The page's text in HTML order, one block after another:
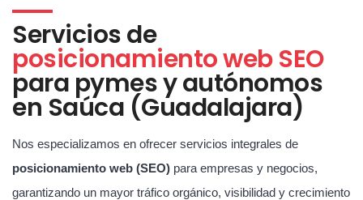
Servicios de
posicionamiento web SEO
para pymes y autónomos
en Saúca (Guadalajara)
Nos especializamos en ofrecer servicios integrales de
posicionamiento web (SEO) para empresas y negocios,
garantizando un mayor tráfico orgánico, visibilidad y crecimiento